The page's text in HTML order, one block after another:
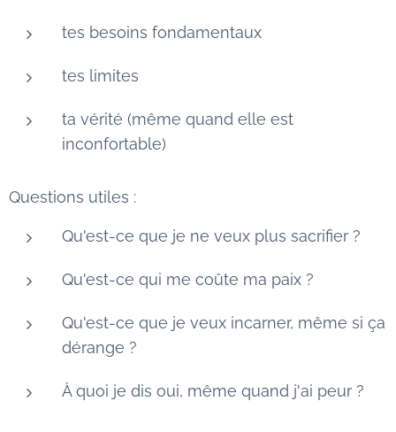
tes besoins fondamentaux
tes limites
ta vérité (même quand elle est
inconfortable)
Questions utiles :
Qu'est-ce que je ne veux plus sacrifier ?
Qu'est-ce qui me coûte ma paix ?
Qu'est-ce que je veux incarner, même si ça
dérange ?
À quoi je dis oui, même quand j'ai peur ?